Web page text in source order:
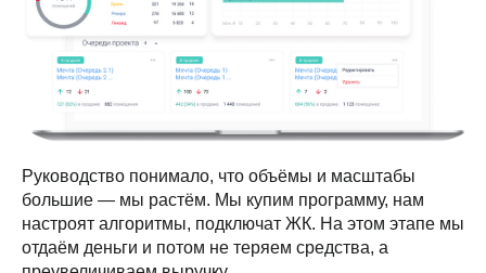
Руководство понимало, что объёмы и масштабы
большие — мы растём. Мы купим программу, нам
настроят алгоритмы, подключат ЖК. На этом этапе мы
отдаём деньги и потом не теряем средства, а